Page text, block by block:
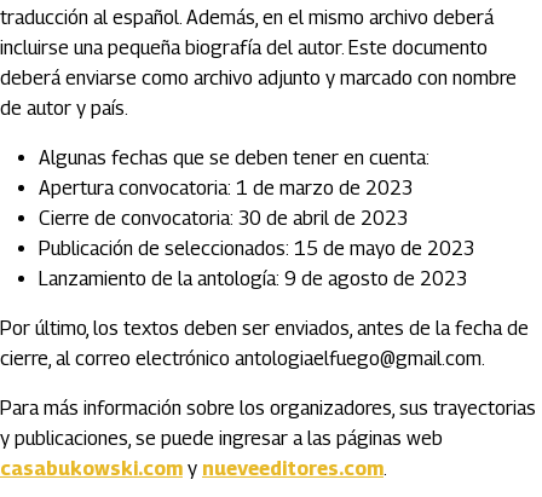
traducción al español. Además, en el mismo archivo deberá
incluirse una pequeña biografía del autor. Este documento
deberá enviarse como archivo adjunto y marcado con nombre
de autor y país.
Algunas fechas que se deben tener en cuenta:
Apertura convocatoria: 1 de marzo de 2023
Cierre de convocatoria: 30 de abril de 2023
Publicación de seleccionados: 15 de mayo de 2023
Lanzamiento de la antología: 9 de agosto de 2023
Por último, los textos deben ser enviados, antes de la fecha de
cierre, al correo electrónico antologiaelfuego@gmail.com.
Para más información sobre los organizadores, sus trayectorias
y publicaciones, se puede ingresar a las páginas web
casabukowski.com y nueveeditores.com.